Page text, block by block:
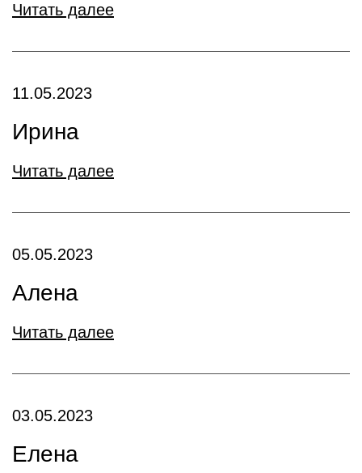
Читать далее
11.05.2023
Ирина
Читать далее
05.05.2023
Алена
Читать далее
03.05.2023
Елена